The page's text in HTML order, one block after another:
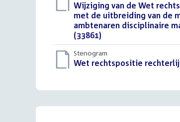
Download
bestand:
Wijziging van de Wet
met de uitbreiding van de
ambtenaren disciplinaire
(33861)
Stenogram
Download
Wet rechtspositie